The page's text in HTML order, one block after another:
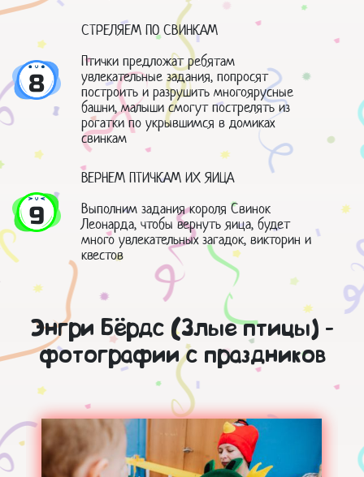
8
СТРЕЛЯЕМ ПО СВИНКАМ
Птички предложат ребятам
увлекательные задания, попросят
построить и разрушить многоярусные
башни, малыши смогут пострелять из
рогатки по укрывшимся в домиках
свинкам
9
ВЕРНЕМ ПТИЧКАМ ИХ ЯИЦА
Выполним задания короля Свинок
Леонарда, чтобы вернуть яица, будет
много увлекательных загадок, викторин и
квестов
Энгри Бёрдс (Злые птицы) -
фотографии с праздников